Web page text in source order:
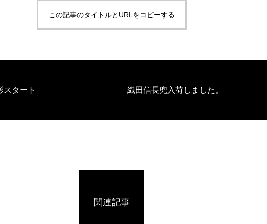
この記事のタイトルとURLをコピーする
スタート 織田信長兜入荷しました。
関連記事